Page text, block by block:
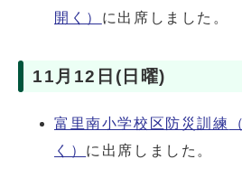
開く） に出席しました。
11月12日(日曜)
富里南小学校区防災訓練
く） に出席しました。